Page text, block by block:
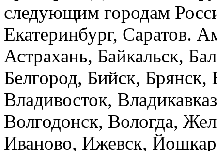
следующим городам
Екатеринбург, Саратов.
Астрахань, Байкальск,
Белгород, Бийск,
Владивосток,
Волгодонск, Вологда,
Иваново, Ижевск,